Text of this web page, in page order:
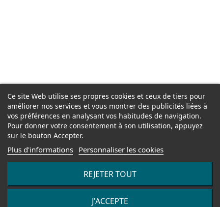
Ce site Web utilise ses propres cookies et ceux de tiers pour
améliorer nos services et vous montrer des publicités liées à
vos préférences en analysant vos habitudes de navigation.
Pour donner votre consentement à son utilisation, appuyez
sur le bouton Accepter.
Plus d'informations Personnaliser les cookies
REJETER TOUT
J'ACCEPTE